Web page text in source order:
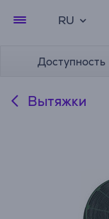
RU
Доступность
Вытяжки